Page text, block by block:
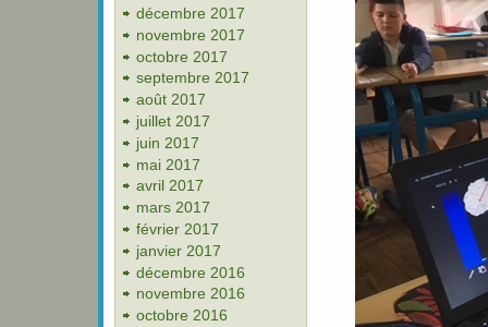
décembre 2017
novembre 2017
octobre 2017
septembre 2017
août 2017
juillet 2017
juin 2017
mai 2017
avril 2017
mars 2017
février 2017
janvier 2017
décembre 2016
novembre 2016
octobre 2016